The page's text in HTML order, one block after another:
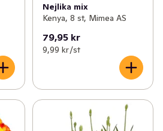
Nejlika mix
Kenya, 8 st, Mimea AS
79,95 kr
9,99 kr /st